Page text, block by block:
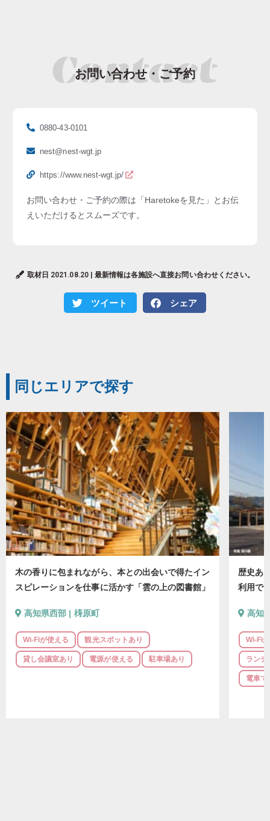
お問い合わせ・ご予約
0880-43-0101
nest@nest-wgt.jp
https://www.nest-wgt.jp/
お問い合わせ・ご予約の際は「Haretokeを見た」とお伝
えいただけるとスムーズです。
取材日 2021.08.20 | 最新情報は各施設へ直接お問い合わせください。
ツイート シェア
同じエリアで探す
木の香りに包まれながら、本との出会いで得たイン
スピレーションを仕事に活かす「雲の上の図書館」
高知県西部 | 梼原町
Wi-Fiが使える 観光スポットあり
貸し会議室あり 電源が使える 駐車場あり
歴史あ
利用で
高知
Wi-Fi
ランチ
電車で